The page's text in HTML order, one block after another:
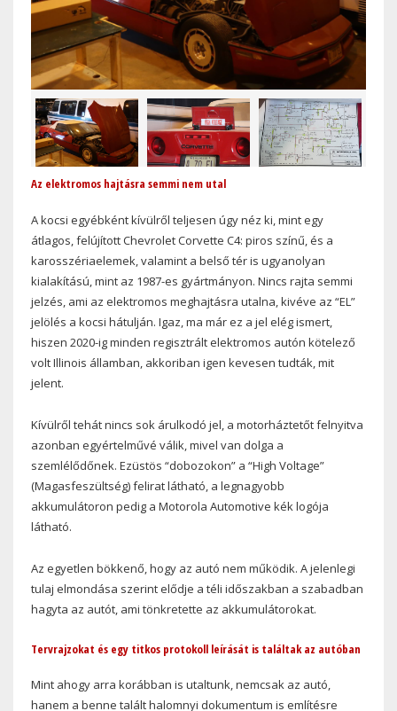
Az elektromos hajtásra semmi nem utal
A kocsi egyébként kívülről teljesen úgy néz ki, mint egy
átlagos, felújított Chevrolet Corvette C4: piros színű, és a
karosszériaelemek, valamint a belső tér is ugyanolyan
kialakítású, mint az 1987-es gyártmányon. Nincs rajta semmi
jelzés, ami az elektromos meghajtásra utalna, kivéve az “EL”
jelölés a kocsi hátulján. Igaz, ma már ez a jel elég ismert,
hiszen 2020-ig minden regisztrált elektromos autón kötelező
volt Illinois államban, akkoriban igen kevesen tudták, mit
jelent.
Kívülről tehát nincs sok árulkodó jel, a motorháztetőt felnyitva
azonban egyértelművé válik, mivel van dolga a
szemlélődőnek. Ezüstös “dobozokon” a “High Voltage”
(Magasfeszültség) felirat látható, a legnagyobb
akkumulátoron pedig a Motorola Automotive kék logója
látható.
Az egyetlen bökkenő, hogy az autó nem működik. A jelenlegi
tulaj elmondása szerint elődje a téli időszakban a szabadban
hagyta az autót, ami tönkretette az akkumulátorokat.
Tervrajzokat és egy titkos protokoll leírását is találtak az autóban
Mint ahogy arra korábban is utaltunk, nemcsak az autó,
hanem a benne talált halomnyi dokumentum is említésre